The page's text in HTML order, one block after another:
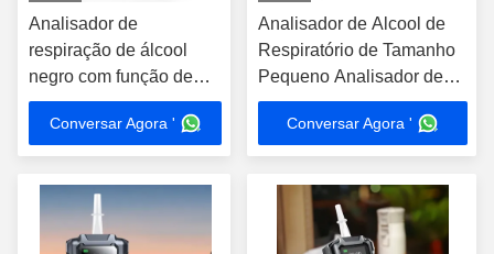
Analisador de
respiração de álcool
negro com função de
impressora 200000
registos de teste
Conversar Agora '
Analisador de Alcool de
Respiratório de Tamanho
Pequeno Analisador de
Alcool no Sangue Pessoal
LeveConversar Agora '